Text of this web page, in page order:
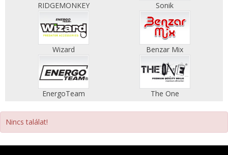
RIDGEMONKEY Sonik
Wizard Benzar Mix
EnergoTeam The One
Nincs találat!